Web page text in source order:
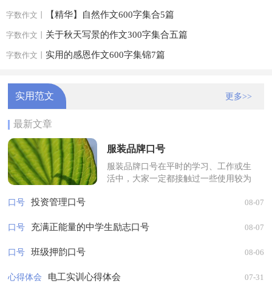
字数作文丨 【精华】自然作文600字集合5篇
字数作文丨 关于秋天写景的作文300字集合五篇
字数作文丨 实用的感恩作文600字集锦7篇
实用范文 更多>>
最新文章
服装品牌口号
服装品牌口号在平时的学习、工作或生
活中，大家一定都接触过一些使用较为
节奏感，指示明确。你还在找寻优秀经
口号 投资管理口号 08-07
口号 充满正能量的中学生励志口号 08-07
口号 班级押韵口号 08-06
心得体会 电工实训心得体会 07-31